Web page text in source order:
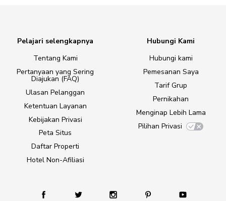
Pelajari selengkapnya
Tentang Kami
Pertanyaan yang Sering
Diajukan (FAQ)
Ulasan Pelanggan
Ketentuan Layanan
Kebijakan Privasi
Peta Situs
Daftar Properti
Hotel Non-Afiliasi
Hubungi Kami
Hubungi kami
Pemesanan Saya
Tarif Grup
Pernikahan
Menginap Lebih Lama
Pilihan Privasi